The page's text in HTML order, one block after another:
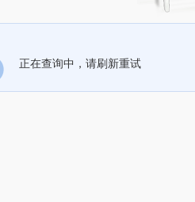
正在查询中，请刷新重试